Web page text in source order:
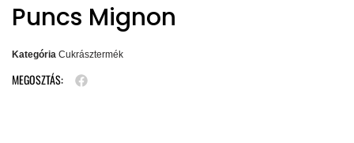
Puncs Mignon
Kategória Cukrásztermék
MEGOSZTÁS: